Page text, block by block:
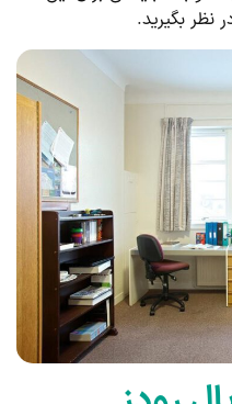
نظر بگیرید.